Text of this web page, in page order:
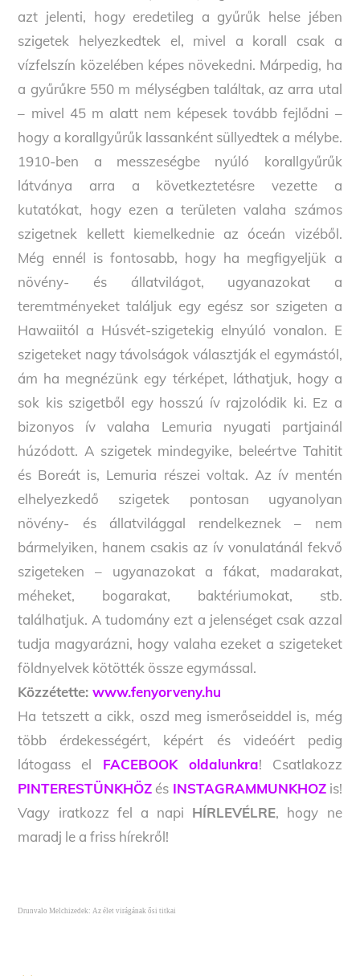
azt jelenti, hogy eredetileg a gyűrűk helse jében
szigetek helyezkedtek el, mivel a korall csak a
vízfelszín közelében képes növekedni. Márpedig, ha
a gyűrűkre 550 m mélységben találtak, az arra utal
– mivel 45 m alatt nem képesek tovább fejlődni –
hogy a korallgyűrűk lassanként süllyedtek a mélybe.
1910-ben a messzeségbe nyúló korallgyűrűk
látványa arra a következtetésre vezette a
kutatókat, hogy ezen a területen valaha számos
szigetnek kellett kiemelkednie az óceán vizéből.
Még ennél is fontosabb, hogy ha megfigyeljük a
növény- és állatvilágot, ugyanazokat a
teremtményeket találjuk egy egész sor szigeten a
Hawaiitól a Húsvét-szigetekig elnyúló vonalon. E
szigeteket nagy távolságok választják el egymástól,
ám ha megnézünk egy térképet, láthatjuk, hogy a
sok kis szigetből egy hosszú ív rajzolódik ki. Ez a
bizonyos ív valaha Lemuria nyugati partjainál
húzódott. A szigetek mindegyike, beleértve Tahitit
és Boreát is, Lemuria részei voltak. Az ív mentén
elhelyezkedő szigetek pontosan ugyanolyan
növény- és állatvilággal rendelkeznek – nem
bármelyiken, hanem csakis az ív vonulatánál fekvő
szigeteken – ugyanazokat a fákat, madarakat,
méheket, bogarakat, baktériumokat, stb.
találhatjuk. A tudomány ezt a jelenséget csak azzal
tudja magyarázni, hogy valaha ezeket a szigeteket
földnyelvek kötötték össze egymással.
Közzétette:www.fenyorveny.hu
Ha tetszett a cikk, oszd meg ismerőseiddel is, még
több érdekességért, képért és videóért pedig
látogass el FACEBOOK oldalunkra! Csatlakozz
PINTERESTÜNKHÖZ és INSTAGRAMMUNKHOZis!
Vagy iratkozz fel a napi HÍRLEVÉLRE, hogy ne
maradj le a friss hírekről!
Drunvalo Melchizedek: Az élet virágának ősi titkai